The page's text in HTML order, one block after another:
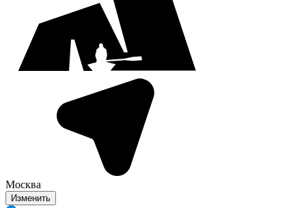
Москва
Изменить